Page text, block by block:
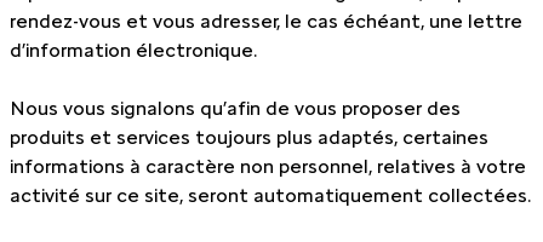
rendez-vous et vous adresser, le cas échéant, une lettre
d’information électronique.
Nous vous signalons qu’afin de vous proposer des
produits et services toujours plus adaptés, certaines
informations à caractère non personnel, relatives à votre
activité sur ce site, seront automatiquement collectées.